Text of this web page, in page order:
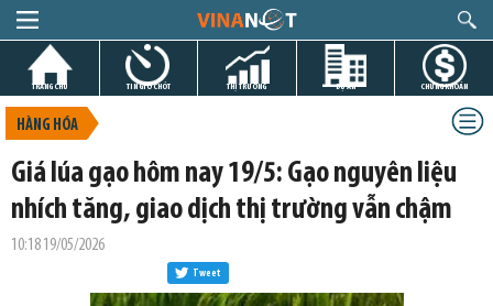
TRANG CHỦ TIN GIỜ CHÓT THỊ TRƯỜNG DỰ ÁN CHỨNG KHOÁN
HÀNG HÓA
Giá lúa gạo hôm nay 19/5: Gạo nguyên liệu
nhích tăng, giao dịch thị trường vẫn chậm
10:18 19/05/2026
Tweet